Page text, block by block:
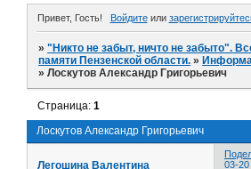
Привет, Гость! Войдитеили
»"Никто не забыт, ничто не забыто".
памяти Пензенской области. »
»Лоскутов Александр Григорьевич
Лоскутов Александр Григорьевич
Страница:1
03-20
Легошина Валентина